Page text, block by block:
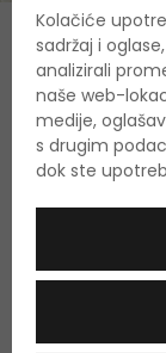
O proizvodu
OPIS OCJENA
Još
Kolačiće
sadržaj i
analizirali
naše web-
medije,
s drugim
dok ste